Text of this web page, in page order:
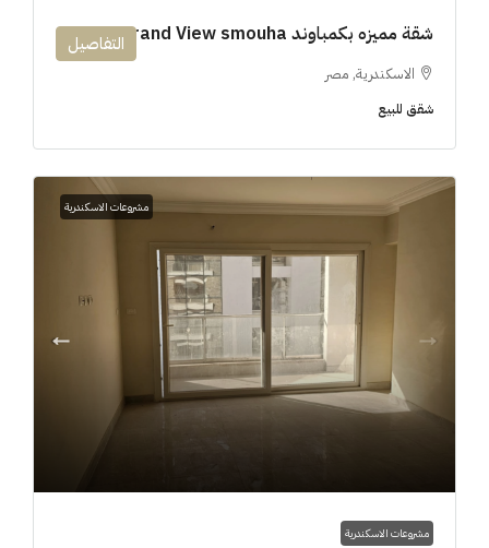
شقة مميزه بكمباوند 194m Grand View smouha
الاسكندرية, مصر
شقق للبيع
التفاصيل
مشروعات الاسكندرية
مشروعات الاسكندرية